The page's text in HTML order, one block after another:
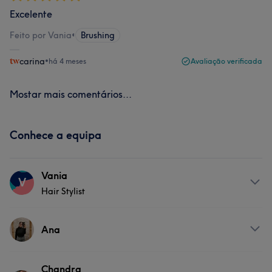
Excelente
Feito por Vania• Brushing
carina•há 4 meses Avaliação verificada
Mostar mais comentários...
Conhece a equipa
V Vania
Hair Stylist
Sobre
Cabeleireira há 20 anos, comecei aos 15 e nunca mais
Ana
ServiçosChandra